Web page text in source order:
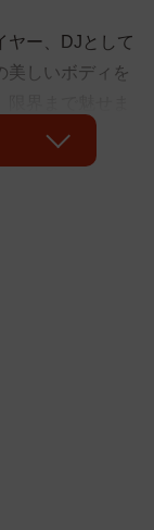
ヤー、DJとして
美しいボディを
、バスルーム
わいく、やわ